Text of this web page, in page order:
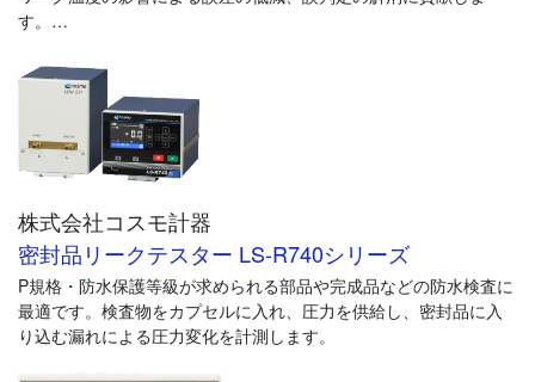
す。
■豊富な納入実績
コスモは豊富な納入実績と経験により、温度補償システム導入に
おける諸問題を解決し高精度な検査を実現、品質向上に貢献しま
す。
既設の設備で導入効果を検討するとき、検証が容易にできる温度
補償プロファイラーを用意しています。導入前に温度補償の効果
を確認できます。
個々のワーク温度に差がある場合に、温度を測定して補正するこ
とにより検出力を向上させます。 熱電対式温度センサでワークと
株式会社コスモ計器
密封品リークテスター LS-R740シリーズ
P規格・防水保護等級が求められる部品や完成品などの防水検査に
最適です。検査物をカプセルに入れ、圧力を供給し、密封品に入
り込む漏れによる圧力変化を計測します。